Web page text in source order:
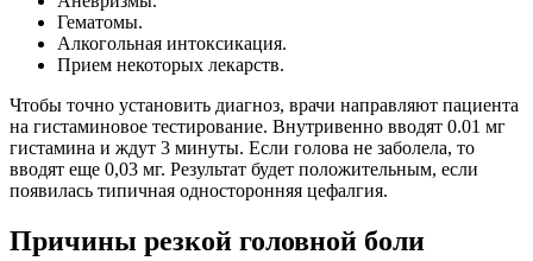
Гематомы.
Алкогольная интоксикация.
Прием некоторых лекарств.
Чтобы точно установить диагноз, врачи направляют пациента
на гистаминовое тестирование. Внутривенно вводят 0.01 мг
гистамина и ждут 3 минуты. Если голова не заболела, то
вводят еще 0,03 мг. Результат будет положительным, если
появилась типичная односторонняя цефалгия.
Причины резкой головной боли